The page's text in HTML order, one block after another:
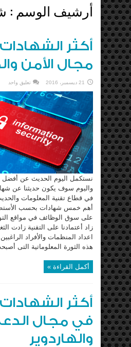
أرشيف الوسم :
أكثر
مجال الأمن
21 ديسمبر، 2016 تعليق واحد
نستكمل اليوم الحديث عن أفضل
واليوم سوف يكون حديثنا عن
في قطاع تقنية المعلومات
أهم خمس شهادات بحسب
على سوق الوظائف في مواقع
زاد أعتمادنا على التقنية زادت
اعداد المنظمات والأفراد
هذه الثورة المعلوماتية التى
أكمل القراءة »
أكثر
في مجال
والهاردوير